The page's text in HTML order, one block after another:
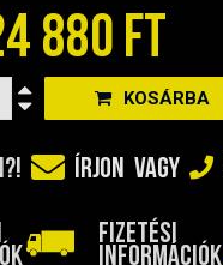
880 FT
KOSÁRBA
ÍRJON VAGY
FIZETÉSI
INFORMÁCIÓK